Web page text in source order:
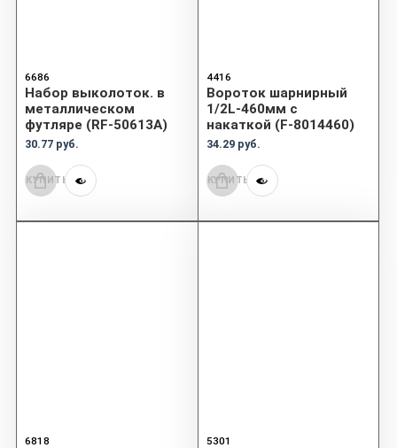
6686
Набор выколоток. в
металлическом
футляре (RF-50613A)
30.77 руб.
КУПИТЬ
4416
Вороток шарнирный
1/2L-460мм с
накаткой (F-8014460)
34.29 руб.
КУПИТЬ
6818 5301